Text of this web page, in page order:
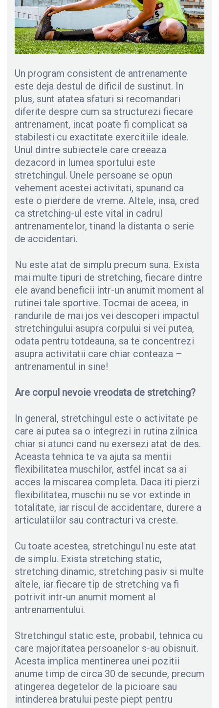
Un program consistent de antrenamente
este deja destul de dificil de sustinut. In
plus, sunt atatea sfaturi si recomandari
diferite despre cum sa structurezi fiecare
antrenament, incat poate fi complicat sa
stabilesti cu exactitate exercitiile ideale.
Unul dintre subiectele care creeaza
dezacord in lumea sportului este
stretchingul. Unele persoane se opun
vehement acestei activitati, spunand ca
este o pierdere de vreme. Altele, insa, cred
ca stretching-ul este vital in cadrul
antrenamentelor, tinand la distanta o serie
de accidentari.
Nu este atat de simplu precum suna. Exista
mai multe tipuri de stretching, fiecare dintre
ele avand beneficii intr-un anumit moment al
rutinei tale sportive. Tocmai de aceea, in
randurile de mai jos vei descoperi impactul
stretchingului asupra corpului si vei putea,
odata pentru totdeauna, sa te concentrezi
asupra activitatii care chiar conteaza –
antrenamentul in sine!
Are corpul nevoie vreodata de stretching?
In general, stretchingul este o activitate pe
care ai putea sa o integrezi in rutina zilnica
chiar si atunci cand nu exersezi atat de des.
Aceasta tehnica te va ajuta sa mentii
flexibilitatea muschilor, astfel incat sa ai
acces la miscarea completa. Daca iti pierzi
flexibilitatea, muschii nu se vor extinde in
totalitate, iar riscul de accidentare, durere a
articulatiilor sau contracturi va creste.
Cu toate acestea, stretchingul nu este atat
de simplu. Exista stretching static,
stretching dinamic, stretching pasiv si multe
altele, iar fiecare tip de stretching va fi
potrivit intr-un anumit moment al
antrenamentului.
Stretchingul static este, probabil, tehnica cu
care majoritatea persoanelor s-au obisnuit.
Acesta implica mentinerea unei pozitii
anume timp de circa 30 de secunde, precum
atingerea degetelor de la picioare sau
intinderea bratului peste piept pentru